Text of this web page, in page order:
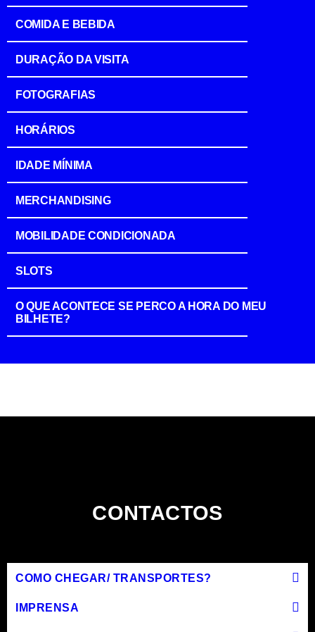
COMIDA E BEBIDA
DURAÇÃO DA VISITA
FOTOGRAFIAS
HORÁRIOS
IDADE MÍNIMA
MERCHANDISING
MOBILIDADE CONDICIONADA
SLOTS
O QUE ACONTECE SE PERCO A HORA DO MEU
BILHETE?
CONTACTOS
COMO CHEGAR/ TRANSPORTES?
IMPRENSA